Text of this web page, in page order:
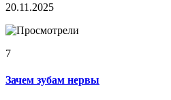
20.11.2025
7
Зачем зубам нервы